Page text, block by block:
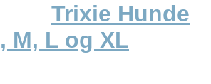
Trixie Hunde
M, L og XL